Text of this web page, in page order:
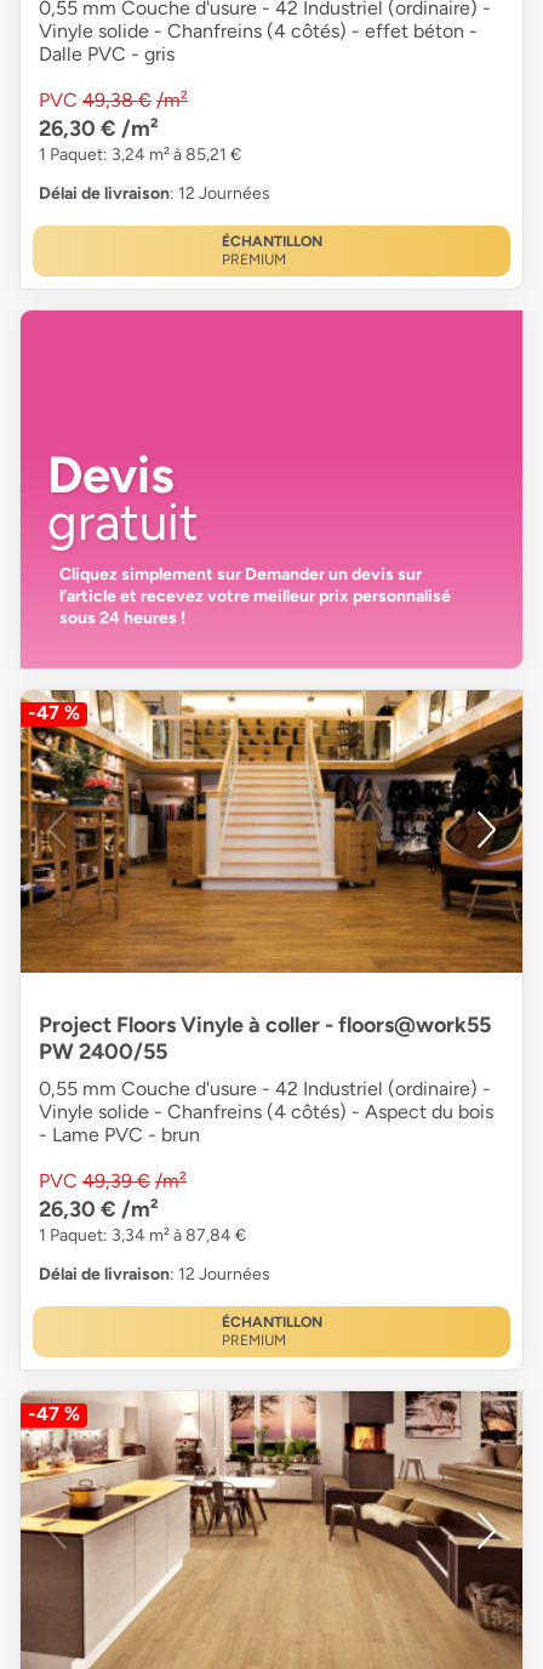
0,55 mm Couche d'usure - 42 Industriel (ordinaire) -
Vinyle solide - Chanfreins (4 côtés) - effet béton -
Dalle PVC - gris
PVC 49,38 € /m²
26,30 € /m²
1 Paquet: 3,24 m² à 85,21 €
Délai de livraison: 12 Journées
ÉCHANTILLON
PREMIUM
Devis
gratuit
Cliquez simplement sur Demander un devissur
l’article et recevez votremeilleur prix personnalisé
sous 24 heures !
-47 %
Project Floors Vinyle à coller - floors@work55
PW 2400/55
0,55 mm Couche d'usure - 42 Industriel (ordinaire) -
Vinyle solide - Chanfreins (4 côtés) - Aspect du bois
- Lame PVC - brun
PVC 49,39 € /m²
26,30 € /m²
1 Paquet: 3,34 m² à 87,84 €
Délai de livraison: 12 Journées
ÉCHANTILLON
PREMIUM
-47 %